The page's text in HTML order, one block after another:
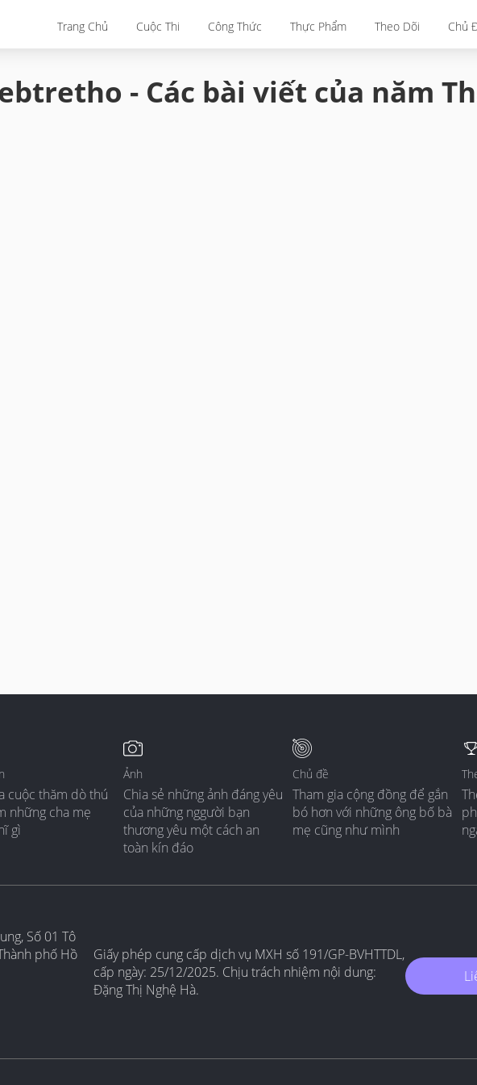
Trang Chủ Cuộc Thi Công Thức Thực Phẩm Theo Dõi Chủ
- Các bài viết của năm
cuộc thăm dò thú
những cha mẹ
gì
Ảnh
Chia sẻ những ảnh đáng yêu
của những nggười bạn
thương yêu một cách an
toàn kín đáo
Chủ đề
Tham gia cộng đồng để gắn
bó hơn với những ông bố bà
mẹ cũng như mình
Số 01 Tô
phố Hồ
Giấy phép cung cấp dịch vụ MXH số 191/GP-BVHTTDL,
cấp ngày: 25/12/2025. Chịu trách nhiệm nội dung:
Đặng Thị Nghệ Hà.